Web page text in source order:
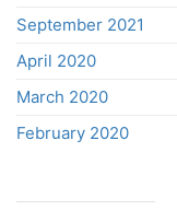
September 2021
April 2020
March 2020
February 2020